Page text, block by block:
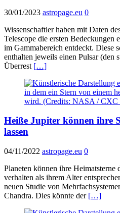
30/01/2023 astropage.eu 0
Wissenschaftler haben mit Daten
Telescope die ersten Bedeckungen
im Gammabereich entdeckt. Diese
enthalten jeweils einen Pulsar (den
Überrest […]
Heiße Jupiter können ihre
lassen
04/11/2022 astropage.eu 0
Planeten können ihre Heimatsterne
verhalten als ihrem Alter
neuen Studie von
Chandra. Dies könnte der […]